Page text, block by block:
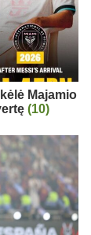
Majamio
(10)